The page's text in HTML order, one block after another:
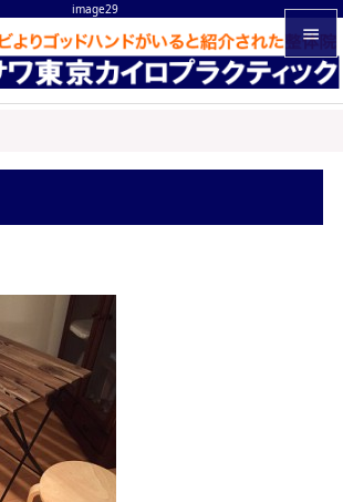
image29


メニュ